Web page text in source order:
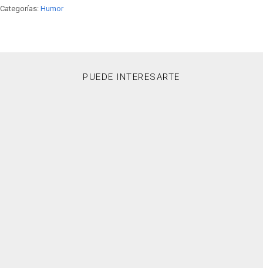
Categorías: Humor
PUEDE INTERESARTE